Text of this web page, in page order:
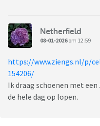
Netherfield
08-01-2026om 12:59
https://www.ziengs.nl/p/
154206/
Ik draag schoenen met
de hele dag op lopen.